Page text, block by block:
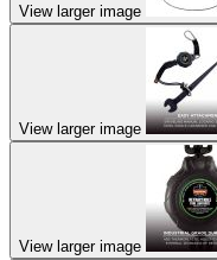
View larger image
View larger image
View larger image